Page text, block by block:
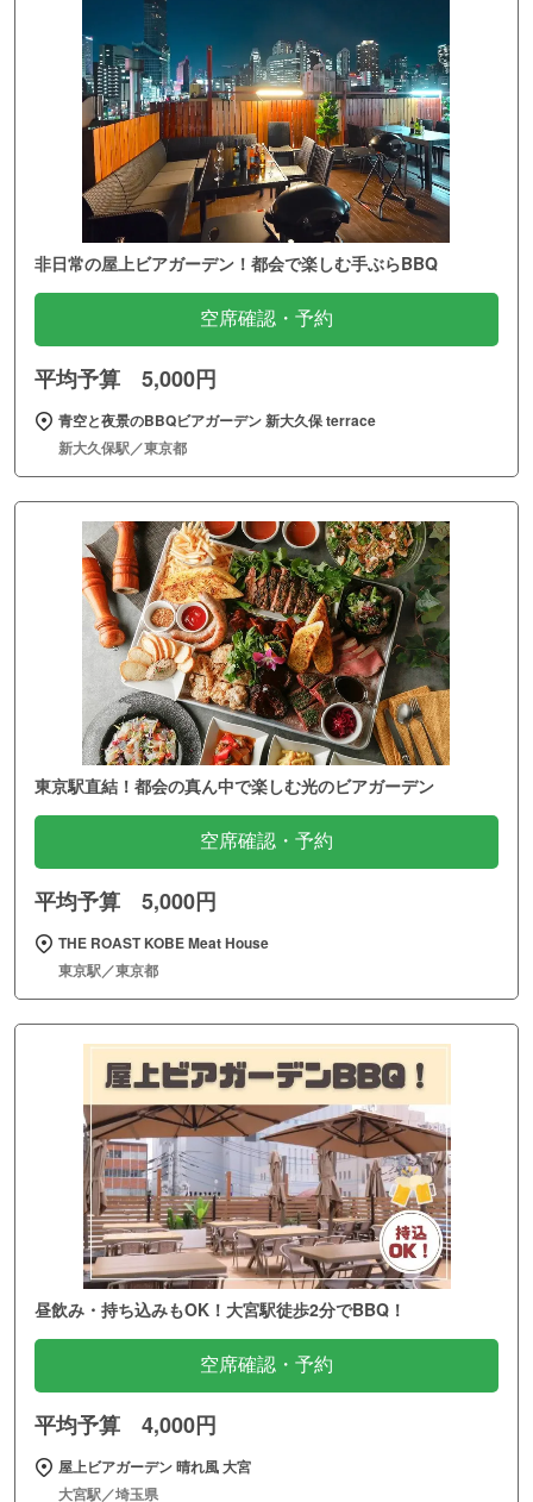
非日常の屋上ビアガーデン！都会で楽しむ手ぶらBBQ
空席確認・予約
平均予算 5,000円
青空と夜景のBBQビアガーデン 新大久保 terrace
新大久保駅／東京都
東京駅直結！都会の真ん中で楽しむ光のビアガーデン
空席確認・予約
平均予算 5,000円
THE ROAST KOBE Meat House
東京駅／東京都
昼飲み・持ち込みもOK！大宮駅徒歩2分でBBQ！
空席確認・予約
平均予算 4,000円
屋上ビアガーデン 晴れ風 大宮
大宮駅／埼玉県